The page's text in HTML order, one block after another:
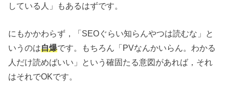
している人」もあるはずです。
にもかかわらず，「SEOぐらい知らんやつは読むな」と
いうのは自爆です。もちろん「PVなんかいらん。わかる
人だけ読めばいい」という確固たる意図があれば，それ
はそれでOKです。